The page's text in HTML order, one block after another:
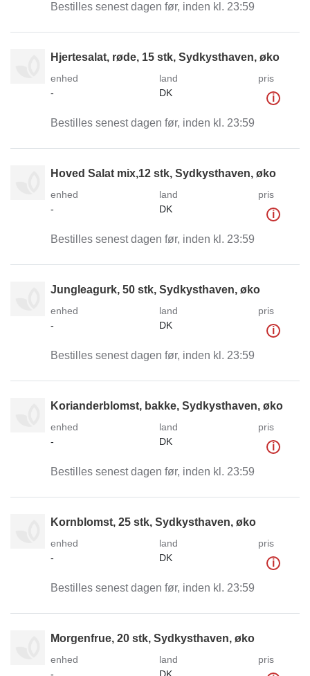
Bestilles senest dagen før, inden kl. 23:59
Hjertesalat, røde, 15 stk, Sydkysthaven, øko
enhed
-
land
DK
pris
i
Bestilles senest dagen før, inden kl. 23:59
Hoved Salat mix,12 stk, Sydkysthaven, øko
enhed
-
land
DK
pris
i
Bestilles senest dagen før, inden kl. 23:59
Jungleagurk, 50 stk, Sydkysthaven, øko
enhed
-
land
DK
pris
i
Bestilles senest dagen før, inden kl. 23:59
Korianderblomst, bakke, Sydkysthaven, øko
enhed
-
land
DK
pris
i
Bestilles senest dagen før, inden kl. 23:59
Kornblomst, 25 stk, Sydkysthaven, øko
enhed
-
land
DK
pris
i
Bestilles senest dagen før, inden kl. 23:59
Morgenfrue, 20 stk, Sydkysthaven, øko
enhed
land
pris